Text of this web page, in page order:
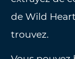
de Wild
trouvez.